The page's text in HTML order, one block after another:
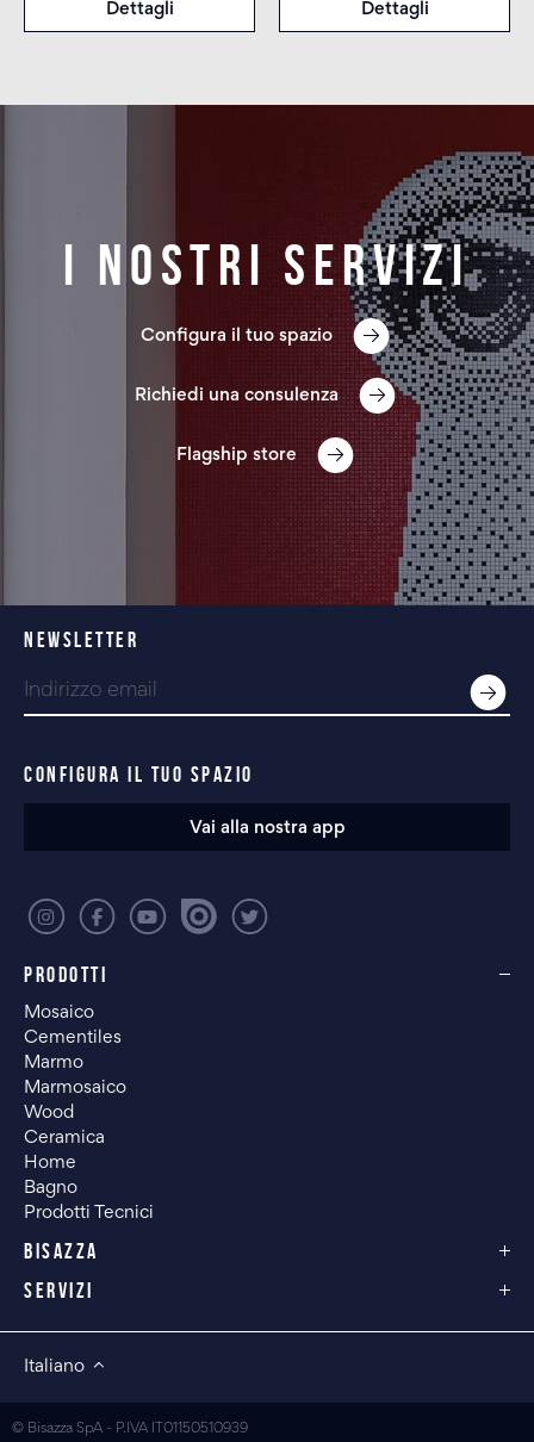
Dettagli Dettagli
I nostri servizi
Configura il tuo spazio
Richiedi una consulenza
Flagship store
PRODOTTI
Mosaico
Cementiles
Marmo
Marmosaico
Wood
Ceramica
Home
Bagno
Prodotti Tecnici
BISAZZA
SERVIZI
NEWSLETTER
CONFIGURA IL TUO SPAZIO
Vai alla nostra app
Italiano
© Bisazza SpA - P.IVA IT01150510939